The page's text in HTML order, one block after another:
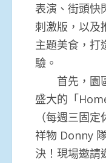
表演、街頭快
刺激版，以及
主題美食，打
驗。
首先，園區
盛大的「
（每週三固
祥物 Donny
決！現場邀請